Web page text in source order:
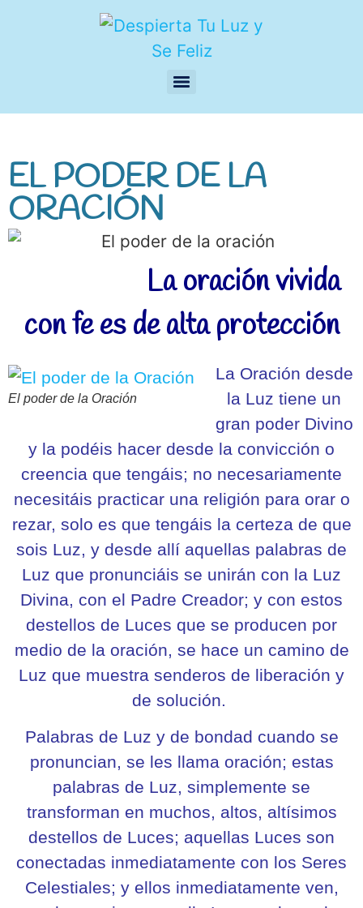
EL PODER DE LA
ORACIÓN
La oración vivida
con fe es de alta protección
El poder de la Oración
La Oración desde
la Luz tiene un
gran poder Divino
y la podéis hacer desde la convicción o
creencia que tengáis; no necesariamente
necesitáis practicar una religión para orar o
rezar, solo es que tengáis la certeza de que
sois Luz, y desde allí aquellas palabras de
Luz que pronunciáis se unirán con la Luz
Divina, con el Padre Creador; y con estos
destellos de Luces que se producen por
medio de la oración, se hace un camino de
Luz que muestra senderos de liberación y
de solución.
Palabras de Luz y de bondad cuando se
pronuncian, se les llama oración; estas
palabras de Luz, simplemente se
transforman en muchos, altos, altísimos
destellos de Luces; aquellas Luces son
conectadas inmediatamente con los Seres
Celestiales; y ellos inmediatamente ven,